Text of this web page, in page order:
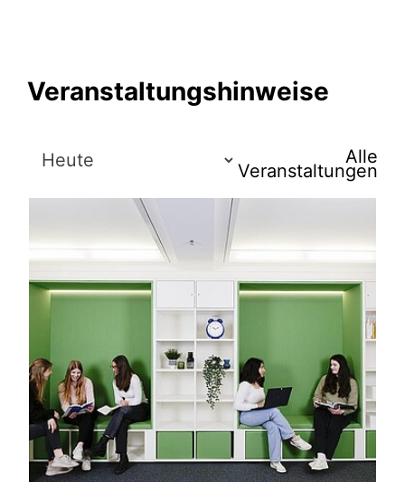
Veranstaltungshinweise
Alle
Veranstaltungen